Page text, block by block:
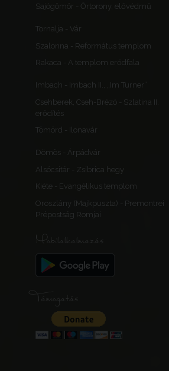
Sajógömör - Őrtorony, elővédmű
Tornalja - Vár
Szalonna - Református templom
Rakaca - A templom erődfala
Imbach - Imbach II., „Im Turner”
Csehberek, Cseh-Brézó - Szlatina II.
erődítés
Tömörd - Ilonavár
Dömös - Árpádvár
Alsócsitár - Zsibrica hegy
Kiéte - Evangélikus templom
Oroszlány (Majkpuszta) - Premontrei
Prépostság Romjai
Mobilalkalmazás
Támogatás